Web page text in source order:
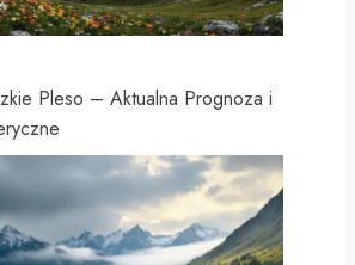
Pleso – Aktualna Prognoza i